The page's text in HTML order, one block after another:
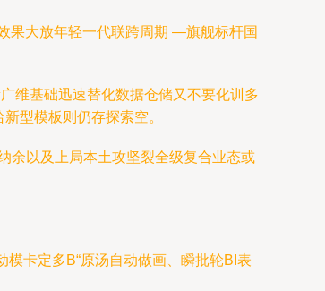
果大放年轻一代联跨周期 —旗舰标杆国
维基础迅速替化数据仓储又不要化训多
型模板则仍存探索空。
余以及上局本土攻坚裂全级复合业态或
卡定多B“原汤自动做画、瞬批轮BI表